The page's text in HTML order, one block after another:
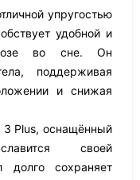
упругостью
удобной и
позе во сне. Он
поддерживая
и снижая
3 Plus, оснащённый
своей
долго сохраняет